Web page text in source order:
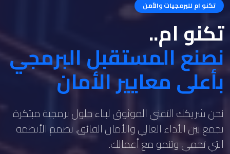
تكنو ام للبرمجيات والأمن
تكنو ام..
نصنع المستقبل البرمجي
بأعلى معايير الأمان
نحن شريكك التقني الموثوق لبناء حلول برمجية مبتكرة
تجمع بين الأداء العالي والأمان الفائق. نصمم الأنظمة
التي تحمي وتنمو مع أعمالك.